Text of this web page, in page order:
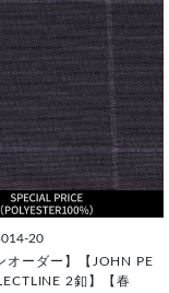
20
オーダー】【JOHN PE
2釦】【春